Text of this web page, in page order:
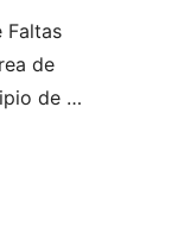
Faltas
de
de …